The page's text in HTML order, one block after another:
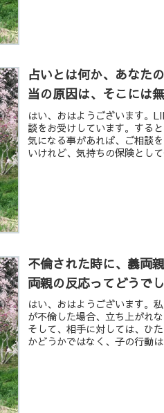
占いとは何か、あなた
当の原因は、そこには
はい、おはようございます。
談をお受けしています。する
気になる事があれば、ご相談
いけれど、気持ちの保険とし
不倫された時に、義両
両親の反応ってどうで
はい、おはようございます。
が不倫した場合、立ち上がれ
そして、相手に対しては、ひ
かどうかではなく、子の行動